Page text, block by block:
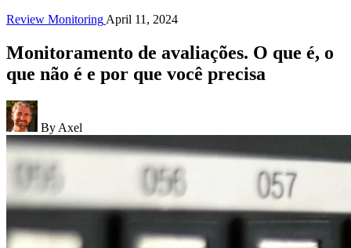
Review Monitoring April 11, 2024
Monitoramento de avaliações. O que é, o
que não é e por que você precisa
By Axel